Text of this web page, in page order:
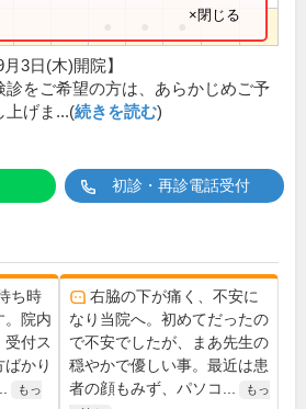
×閉じる
月3日(木)開院】
診をご希望の方は、あらかじめご予
上げま...(続きを読む)
初診・再診電話受付
ち時
。院内
受付ス
かり
もっ
右脇の下が痛く、不安に
なり当院へ。初めてだったの
で不安でしたが、まあ先生の
穏やかで優しい事。最近は患
者の顔もみず、パソコ...
もっ